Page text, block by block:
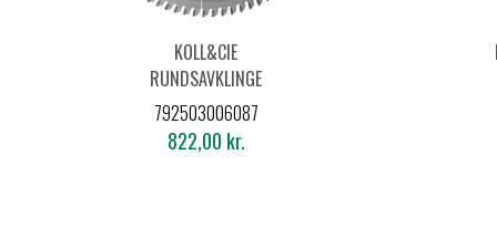
KOLL&CIE
RUNDSAVKLINGE
250X3,4X30 60FTZN
ALU
792503006087
822,00 kr.